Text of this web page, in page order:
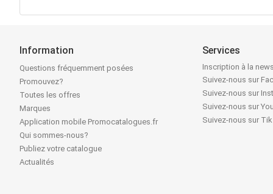
Information
Questions fréquemment posées
Promouvez?
Toutes les offres
Marques
Application mobile Promocatalogues.fr
Qui sommes-nous?
Publiez votre catalogue
Actualités
Services
Inscription à la
Suivez-nous sur
Suivez-nous sur
Suivez-nous sur
Suivez-nous sur